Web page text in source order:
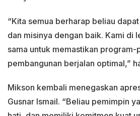
“Kita semua berharap beliau
dan misinya dengan baik. Kami di
sama untuk memastikan program-
pembangunan berjalan optimal,”
Mikson kembali menegaskan
Gusnar Ismail. “Beliau pemimpin